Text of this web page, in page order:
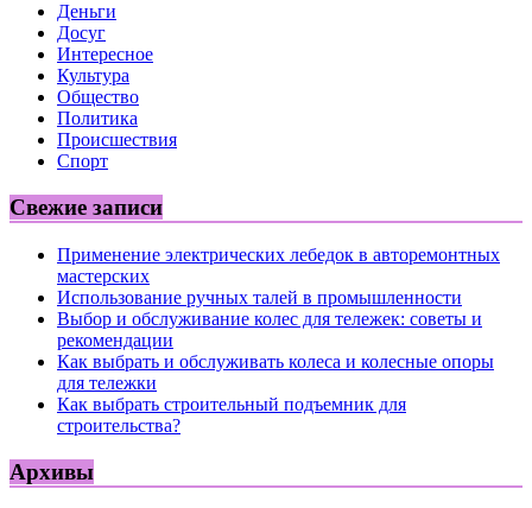
Деньги
Досуг
Интересное
Культура
Общество
Политика
Происшествия
Спорт
Свежие записи
Применение электрических лебедок в авторемонтных
мастерских
Использование ручных талей в промышленности
Выбор и обслуживание колес для тележек: советы и
рекомендации
Как выбрать и обслуживать колеса и колесные опоры
для тележки
Как выбрать строительный подъемник для
строительства?
Архивы